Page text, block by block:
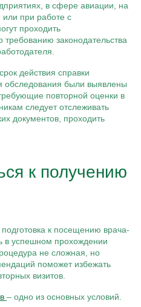
в сфере авиации, на
при работе с
проходить
законодательства
действия справки
обследования были выявлены
повторной оценки в
следует отслеживать
документов, проходить
к получению
к посещению врача-
в успешном прохождении
не сложная, но
поможет избежать
визитов.
– одно из основных условий.